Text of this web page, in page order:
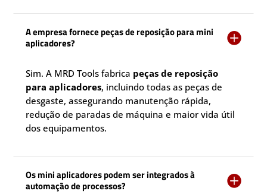
A empresa fornece peças de reposição para mini
aplicadores?

Sim. A MRD Tools fabrica peças de reposição
para aplicadores, incluindo todas as peças de
desgaste, assegurando manutenção rápida,
redução de paradas de máquina e maior vida útil
dos equipamentos.
Os mini aplicadores podem ser integrados à
automação de processos?
